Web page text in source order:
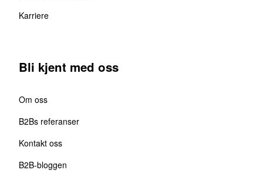
Karriere
Bli kjent med oss
Om oss
B2Bs referanser
Kontakt oss
B2B-bloggen